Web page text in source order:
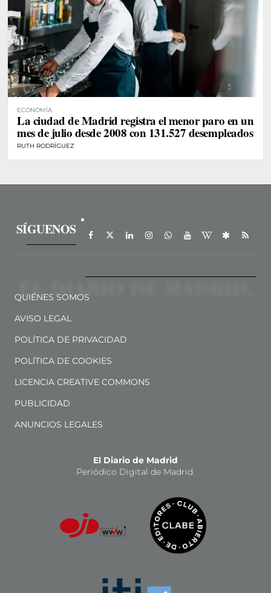
ECONOMÍA
La ciudad de Madrid registra el menor paro en un
mes de julio desde 2008 con 131.527 desempleados
RUTH RODRÍGUEZ
SÍGUENOS
QUIÉNES SOMOS
AVISO LEGAL
POLÍTICA DE PRIVACIDAD
POLÍTICA DE COOKIES
LICENCIA CREATIVE COMMONS
PUBLICIDAD
ANUNCIOS LEGALES
El Diario de Madrid
Periódico Digital de Madrid.